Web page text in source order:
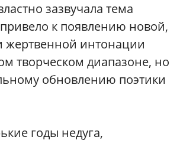
зазвучала тема
к появлению новой,
жертвенной интонации
творческом диапазоне, но
обновлению поэтики
годы недуга,